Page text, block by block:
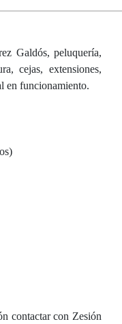
Galdós, peluquería,
cejas, extensiones,
en funcionamiento.
contactar con Zesión